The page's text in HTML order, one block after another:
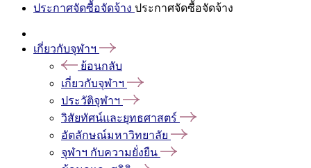
ประกาศจัดซื้อจัดจ้าง ประกาศจัดซื้อจัดจ้าง
เกี่ยวกับจุฬาฯ
ย้อนกลับ
เกี่ยวกับจุฬาฯ
ประวัติจุฬาฯ
วิสัยทัศน์และยุทธศาสตร์
อัตลักษณ์มหาวิทยาลัย
จุฬาฯ กับความยั่งยืน